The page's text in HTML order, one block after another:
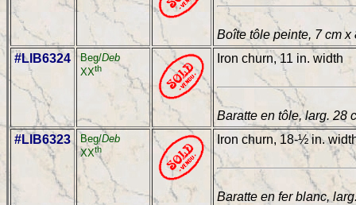
Boîte tôle peinte, 7 cm x
#LIB6324
Beg/Deb
XXth
Iron churn, 11 in. width
Baratte en tôle, larg. 28
#LIB6323
Beg/Deb
XXth
Iron churn, 18-½ in.
Baratte en fer blanc,